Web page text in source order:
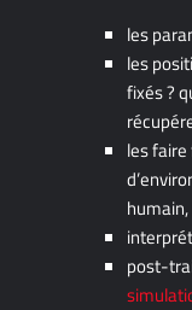
les
les
fixés ?
les
post-